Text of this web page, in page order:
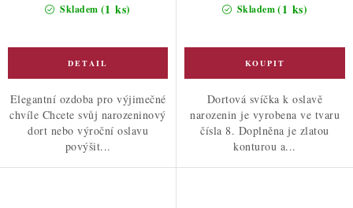
Skladem (1 ks)
Elegantní ozdoba pro výjimečné
chvíle Chcete svůj narozeninový
dort nebo výroční oslavu
povýšit...
Skladem(1 ks)
Dortová svíčka k oslavě
narozenin je vyrobena ve tvaru
čísla 8. Doplněna je zlatou
konturou a...